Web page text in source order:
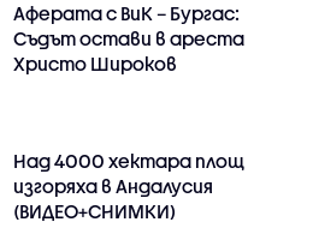
Аферата с ВиК – Бургас:
Съдът остави в ареста
Христо Широков
Над 4000 хектара площ
изгоряха в Андалусия
(ВИДЕО+СНИМКИ)